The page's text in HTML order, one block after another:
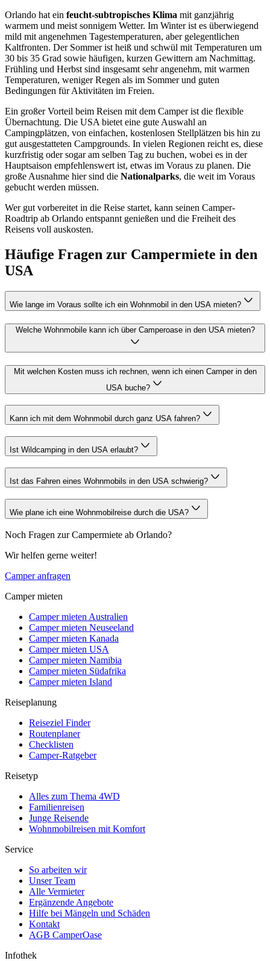
Orlando hat ein feucht-subtropisches Klima mit ganzjährig
warmem und meist sonnigem Wetter. Im Winter ist es überwiegend
mild mit angenehmen Tagestemperaturen, aber gelegentlichen
Kaltfronten. Der Sommer ist heiß und schwül mit Temperaturen um
30 bis 35 Grad sowie häufigen, kurzen Gewittern am Nachmittag.
Frühling und Herbst sind insgesamt sehr angenehm, mit warmen
Temperaturen, weniger Regen als im Sommer und guten
Bedingungen für Aktivitäten im Freien.
Ein großer Vorteil beim Reisen mit dem Camper ist die flexible
Übernachtung. Die USA bietet eine gute Auswahl an
Campingplätzen, von einfachen, kostenlosen Stellplätzen bis hin zu
gut ausgestatteten Campgrounds. In vielen Regionen reicht es, diese
kurzfristig oder sogar am selben Tag zu buchen, wobei es in der
Hauptsaison empfehlenswert ist, etwas im Voraus zu planen. Die
große Ausnahme hier sind die Nationalparks, die weit im Voraus
gebucht werden müssen.
Wer gut vorbereitet in die Reise startet, kann seinen Camper-
Roadtrip ab Orlando entspannt genießen und die Freiheit des
Reisens voll auskosten.
Häufige Fragen zur Campermiete in den
USA
Wie lange im Voraus sollte ich ein Wohnmobil in den USA mieten?
Welche Wohnmobile kann ich über Camperoase in den USA mieten?
Mit welchen Kosten muss ich rechnen, wenn ich einen Camper in den
USA buche?
Kann ich mit dem Wohnmobil durch ganz USA fahren?
Ist Wildcamping in den USA erlaubt?
Ist das Fahren eines Wohnmobils in den USA schwierig?
Wie plane ich eine Wohnmobilreise durch die USA?
Noch Fragen zur Campermiete ab Orlando?
Wir helfen gerne weiter!
Camper anfragen
Camper mieten
Camper mieten Australien
Camper mieten Neuseeland
Camper mieten Kanada
Camper mieten USA
Camper mieten Namibia
Camper mieten Südafrika
Camper mieten Island
Reiseplanung
Reiseziel Finder
Routenplaner
Checklisten
Camper-Ratgeber
Reisetyp
Alles zum Thema 4WD
Familienreisen
Junge Reisende
Wohnmobilreisen mit Komfort
Service
So arbeiten wir
Unser Team
Alle Vermieter
Ergänzende Angebote
Hilfe bei Mängeln und Schäden
Kontakt
AGB CamperOase
Infothek